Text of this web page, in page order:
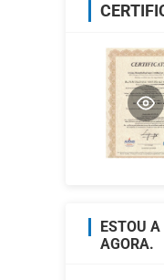
ESTOU
AGORA.